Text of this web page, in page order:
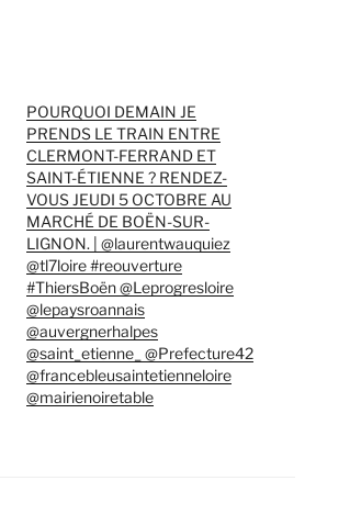
POURQUOI DEMAIN JE
PRENDS LE TRAIN ENTRE
CLERMONT-FERRAND ET
SAINT-ÉTIENNE ? RENDEZ-
VOUS JEUDI 5 OCTOBRE AU
MARCHÉ DE BOËN-SUR-
LIGNON. | @laurentwauquiez
@tl7loire #reouverture
#ThiersBoën @Leprogresloire
@lepaysroannais
@auvergnerhalpes
@saint_etienne_ @Prefecture42
@francebleusaintetienneloire
@mairienoiretable